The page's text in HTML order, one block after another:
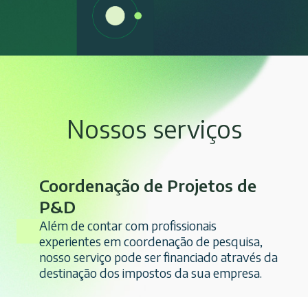
Nossos serviços
Coordenação de Projetos de
P&D
Além de contar com profissionais
experientes em coordenação de pesquisa,
nosso serviço pode ser financiado através da
destinação dos impostos da sua empresa.